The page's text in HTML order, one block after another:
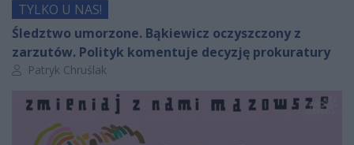
TYLKO U NAS!
Śledztwo umorzone. Bąkiewicz oczyszczony z
zarzutów. Polityk komentuje decyzję prokuratury
Autor artykułu:
Patryk Chruślak